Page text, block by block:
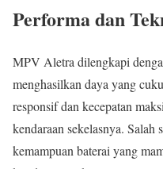
Performa dan
MPV Aletra dilengkapi
menghasilkan daya yang
responsif dan kecepatan
kendaraan sekelasnya. Salah
kemampuan baterai yang